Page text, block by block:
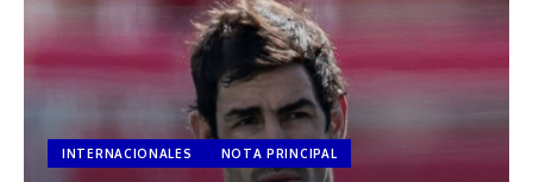
INTERNACIONALES NOTA PRINCIPAL